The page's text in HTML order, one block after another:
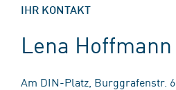
IHR KONTAKT
Lena Hoffmann
Am DIN-Platz, Burggrafenstr. 6